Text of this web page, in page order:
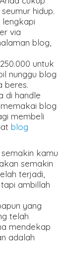
hidup.
lengkapi
via
blog,
untuk
nunggu blog
beres.
di handle
blog
membeli
blog
kamu
semakin
terjadi,
ambillah
yang
telah
mendekap
adalah